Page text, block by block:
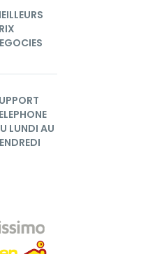
LUNDI AU